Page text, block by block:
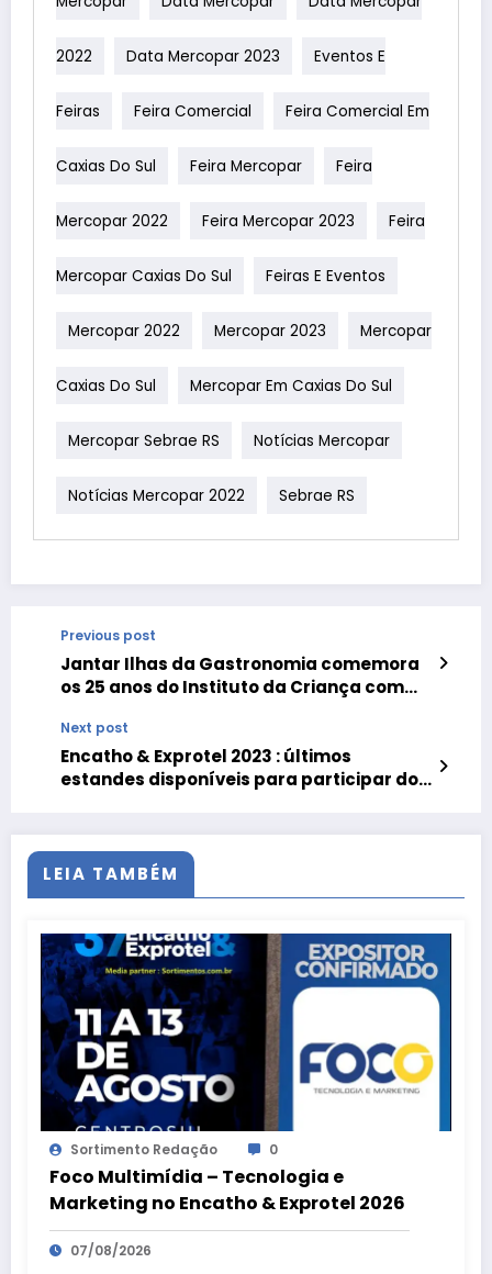
2022 Data Mercopar 2023 Eventos E
Feiras Feira Comercial Feira Comercial Em
Caxias Do Sul Feira Mercopar Feira
Mercopar 2022 Feira Mercopar 2023 Feira
Mercopar Caxias Do Sul Feiras E Eventos
Mercopar 2022 Mercopar 2023 Mercopar
Caxias Do Sul Mercopar Em Caxias Do Sul
Mercopar Sebrae RS Notícias Mercopar
Notícias Mercopar 2022 Sebrae RS
Previous post
Jantar Ilhas da Gastronomia comemora
os 25 anos do Instituto da Criança com
Next post
Encatho & Exprotel 2023 : últimos
estandes disponíveis para participar do
LEIA TAMBÉM
Sortimento Redação 0
Foco Multimídia – Tecnologia e
Marketing no Encatho & Exprotel 2026
07/08/2026